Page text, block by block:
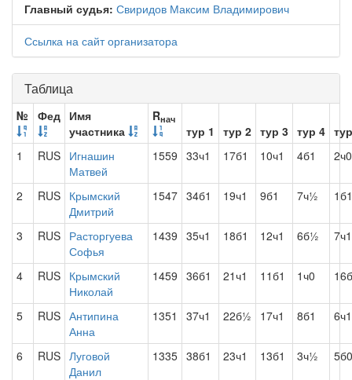
Главный судья: Свиридов Максим Владимирович
Ссылка на сайт организатора
Таблица
№ Фед Имя
участника
Rнач
тур 1 тур 2 тур 3 тур 4
1
RUS Игнашин
Матвей
1559 33ч1 17б1 10ч1 4б1 2ч0
2 RUS Крымский
Дмитрий
1547 34б1 19ч1 9б1 7ч½ 1б1
3 RUS Расторгуева
Софья
1439 35ч1 18б1 12ч1 6б½ 7ч1
4 RUS Крымский
Николай
1459 36б1 21ч1 11б1 1ч0
5 RUS Антипина
Анна
1351 37ч1 22б½ 17ч1 8б1 6ч1
6 RUS Луговой
Данил
1335 38б1 23ч1 13б1 3ч½ 5б0